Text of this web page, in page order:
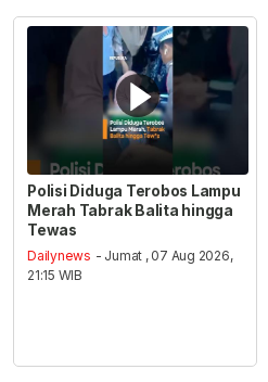
Polisi Diduga Terobos Lampu
Merah Tabrak Balita hingga
Tewas
Dailynews - Jumat , 07 Aug 2026,
21:15 WIB